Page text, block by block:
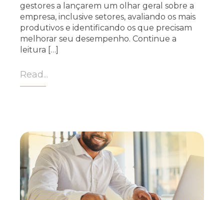
gestores a lançarem um olhar geral sobre a
empresa, inclusive setores, avaliando os mais
produtivos e identificando os que precisam
melhorar seu desempenho. Continue a
leitura […]
Read...